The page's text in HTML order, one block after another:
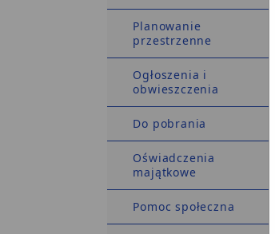
Planowanie
przestrzenne
Ogłoszenia i
obwieszczenia
Do pobrania
Oświadczenia
majątkowe
Pomoc społeczna